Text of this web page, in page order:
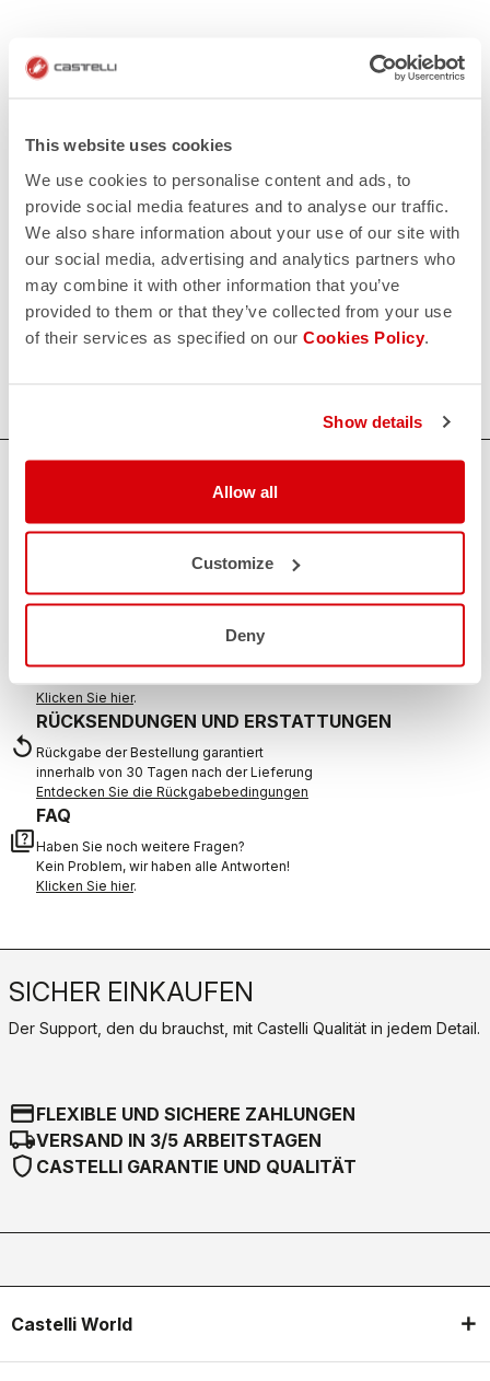
This website uses cookies
We use cookies to personalise content and ads, to
provide social media features and to analyse our traffic.
We also share information about your use of our site with
our social media, advertising and analytics partners who
may combine it with other information that you’ve
provided to them or that they’ve collected from your use
of their services as specified on our Cookies Policy.
Show details
Allow all
Customize
Deny
BRAUCHEN SIE HILFE?
Wenn Sie Zweifel haben oder Unterstützung brauchen, keine
Sorge,
Klicken Sie hier.
replay
RÜCKSENDUNGEN UND ERSTATTUNGEN
Rückgabe der Bestellung garantiert
innerhalb von 30 Tagen nach der Lieferung
Entdecken Sie die Rückgabebedingungen
quiz
FAQ
Haben Sie noch weitere Fragen?
Kein Problem, wir haben alle Antworten!
Klicken Sie hier.
SICHER EINKAUFEN
Der Support, den du brauchst, mit Castelli Qualität in jedem Detail.
credit_cardFLEXIBLE UND SICHERE ZAHLUNGEN
local_shippingVERSAND IN 3/5 ARBEITSTAGEN
shield CASTELLI GARANTIE UND QUALITÄT
Castelli World